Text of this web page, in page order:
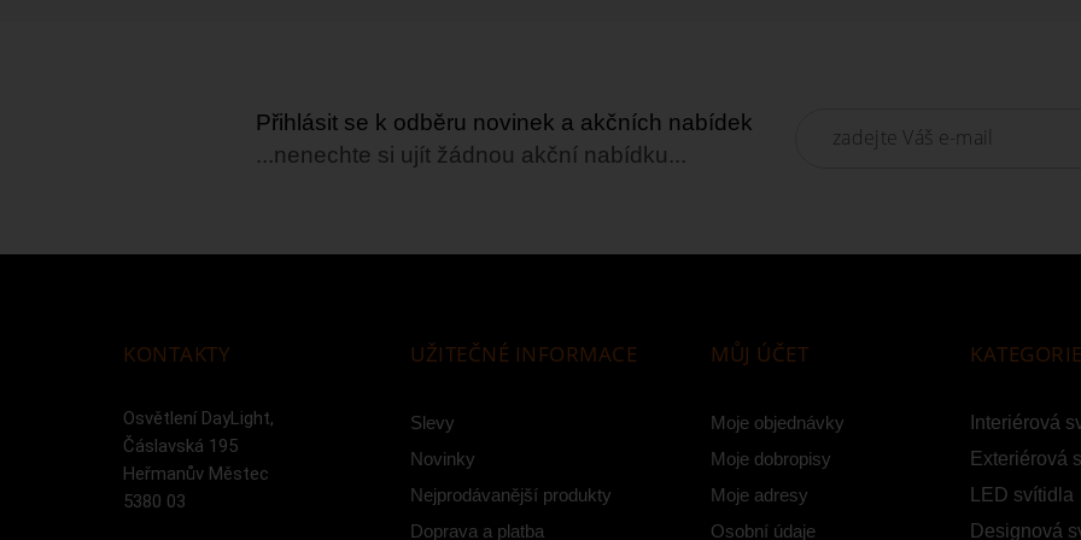
Přihlásit se k odběru novinek a akčních nabídek
...nenechte si ujít žádnou akční nabídku...
KONTAKTY
Osvětlení DayLight,
Čáslavská 195
Heřmanův Městec
5380 03
UŽITEČNÉ INFORMACE
Slevy
Novinky
Nejprodávanější produkty
Doprava a platba
MŮJ ÚČET
Moje objednávky
Moje dobropisy
Moje adresy
Osobní údaje
KATEGORIE
Interiérová
Exteriérová
LED svítidla
Designová